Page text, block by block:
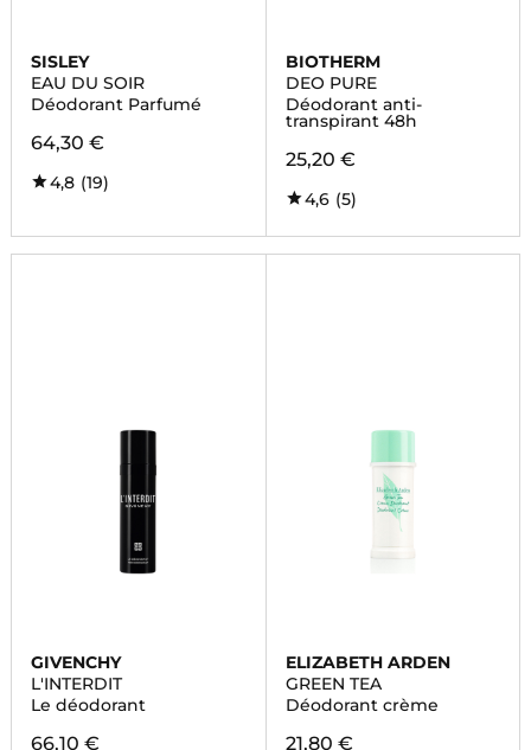
SISLEY
EAU DU SOIR
Déodorant Parfumé
64,30 €
4,8 (19)
BIOTHERM
DEO PURE
Déodorant anti-
transpirant 48h
25,20 €
4,6 (5)
GIVENCHY
L'INTERDIT
Le déodorant
66,10 €
ELIZABETH ARDEN
GREEN TEA
Déodorant crème
21,80 €